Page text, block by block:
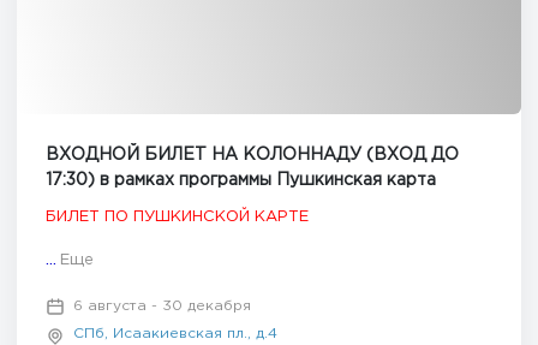
ВХОДНОЙ БИЛЕТ НА КОЛОННАДУ (ВХОД ДО
17:30) в рамках программы Пушкинская карта
БИЛЕТ ПО ПУШКИНСКОЙ КАРТЕ
Еще
6 августа - 30 декабря
СПб, Исаакиевская пл., д.4